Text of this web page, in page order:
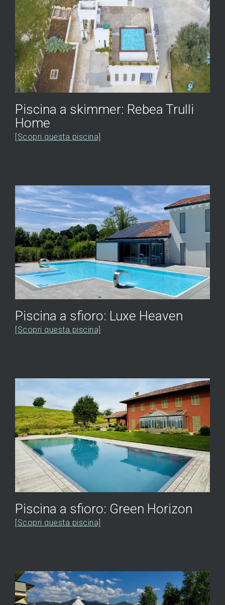
Piscina a skimmer: Rebea Trulli
Home
[Scopri questa piscina]
Piscina a sfioro: Luxe Heaven
[Scopri questa piscina]
Piscina a sfioro: Green Horizon
[Scopri questa piscina]